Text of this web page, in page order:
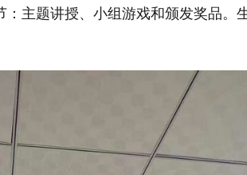
主题讲授、小组游戏和颁发奖品。